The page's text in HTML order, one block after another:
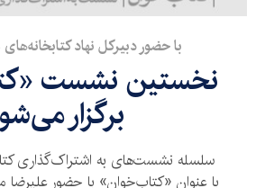
با حضور دبیرکل نهاد
نخستین نشست
برگزار
سلسله نشست‌های به اشتراک‌گذاری
با عنوان «کتاب‌خوان» با حضور علیرضا